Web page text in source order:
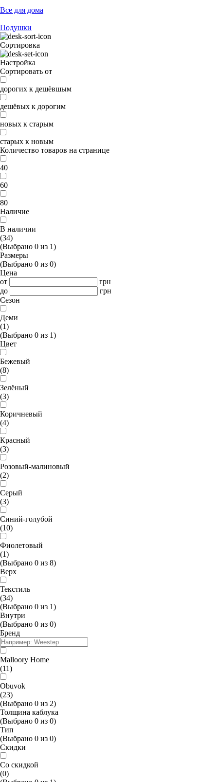
Все для дома
Подушки
Сортировка
Настройка
Сортировать от
дорогих к дешёвшым
дешёвых к дорогим
новых к старым
старых к новым
Количество товаров на странице
40
60
80
Наличие
В наличии
(34)
(Выбрано 0 из 1)
Размеры
(Выбрано 0 из 0)
Цена
от
грн
до
грн
Сезон
Деми
(1)
(Выбрано 0 из 1)
Цвет
Бежевый
(8)
Зелёный
(3)
Коричневый
(4)
Красный
(3)
Розовый-малиновый
(2)
Серый
(3)
Синий-голубой
(10)
Фиолетовый
(1)
(Выбрано 0 из 8)
Верх
Текстиль
(34)
(Выбрано 0 из 1)
Внутри
(Выбрано 0 из 0)
Бренд
Malloory Home
(11)
Obuvok
(23)
(Выбрано 0 из 2)
Толщина каблука
(Выбрано 0 из 0)
Тип
(Выбрано 0 из 0)
Скидки
Со скидкой
(0)